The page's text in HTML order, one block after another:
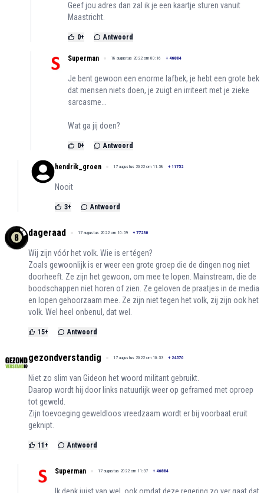
Geef jou adres dan zal ik je een kaartje sturen vanuit
Maastricht.
0+ Antwoord
Superman 18 augustus 2022 om 00:16 + 46884
Je bent gewoon een enorme lafbek, je hebt een grote bek
dat mensen niets doen, je zuigt en irriteert met je zieke
sarcasme...
Wat ga jij doen?
0+ Antwoord
hendrik_groen 17 augustus 2022 om 11:58 + 11752
Nooit
3+ Antwoord
dageraad 17 augustus 2022 om 10:59 + 77230
Wij zijn vóór het volk. Wie is er tégen?
Zoals gewoonlijk is er weer een grote groep die de dingen nog niet
doorheeft. Ze zijn het gewoon, om mee te lopen. Mainstream, die de
boodschappen niet horen of zien. Ze geloven de praatjes in de media
en lopen gehoorzaam mee. Ze zijn niet tegen het volk, zij zijn ook het
volk. Wel heel onbenul, dat wel.
15+ Antwoord
gezondverstandig 17 augustus 2022 om 10:53 + 24570
Niet zo slim van Gideon het woord militant gebruikt.
Daarop wordt hij door links natuurlijk weer op geframed met oproep
tot geweld.
Zijn toevoeging geweldloos vreedzaam wordt er bij voorbaat eruit
geknipt.
11 + Antwoord
Superman 17 augustus 2022 om 11:37 + 46884